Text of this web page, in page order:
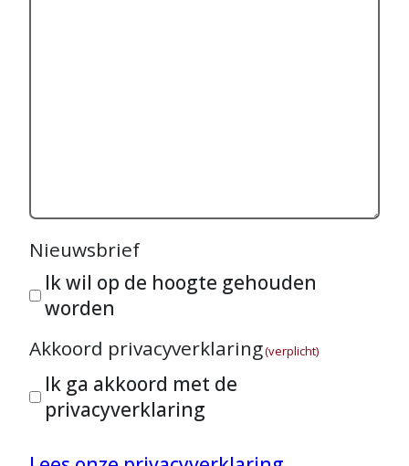
Nieuwsbrief
Ik wil op de hoogte gehouden
worden
Akkoord privacyverklaring(verplicht)
Ik ga akkoord met de
privacyverklaring